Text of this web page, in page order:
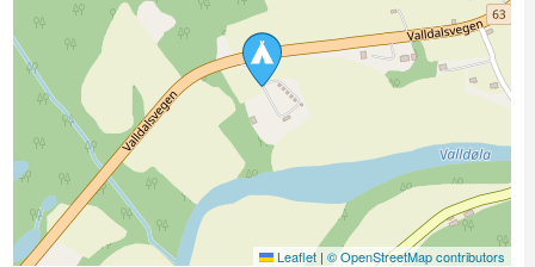
Leaflet | © OpenStreetMap contributors